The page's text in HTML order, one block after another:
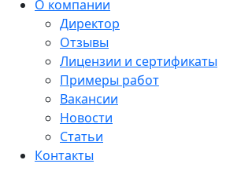
О компании
Директор
Отзывы
Лицензии и сертификаты
Примеры работ
Вакансии
Новости
Статьи
Контакты